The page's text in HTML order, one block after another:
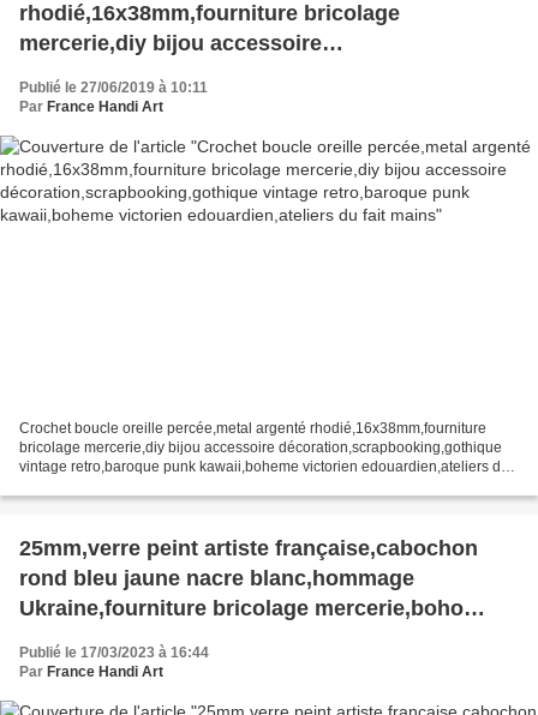
rhodié,16x38mm,fourniture bricolage
mercerie,diy bijou accessoire
décoration,scrapbooking,gothique vintage
retro,baroque punk kawaii,boheme victorien
Publié le 27/06/2019 à 10:11
Par France Handi Art
Crochet boucle oreille percée,metal argenté rhodié,16x38mm,fourniture
bricolage mercerie,diy bijou accessoire décoration,scrapbooking,gothique
vintage retro,baroque punk kawaii,boheme victorien edouardien,ateliers du
25mm,verre peint artiste française,cabochon
rond bleu jaune nacre blanc,hommage
Ukraine,fourniture bricolage mercerie,boho
Publié le 17/03/2023 à 16:44
Par France Handi Art